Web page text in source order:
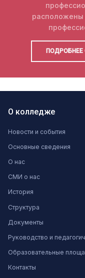
расположены
О колледже
Новости и события
Основные сведения
О нас
СМИ о нас
История
Структура
Документы
Руководство и
Образовательные
Контакты